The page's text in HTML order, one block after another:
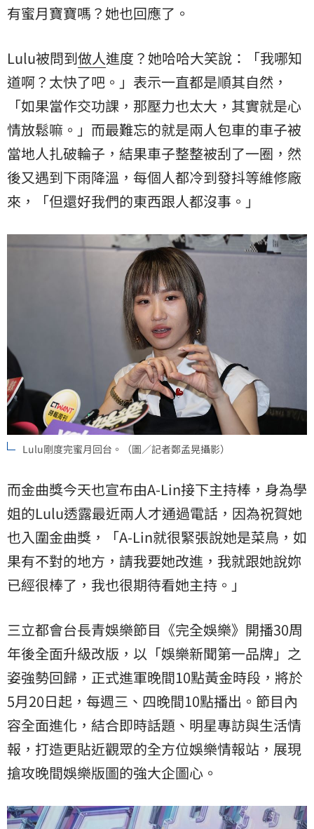
有蜜月寶寶嗎？她也回應了。
Lulu被問到做人進度？她哈哈大笑說：「我哪知
道啊？太快了吧。」表示一直都是順其自然，
「如果當作交功課，那壓力也太大，其實就是心
情放鬆嘛。」而最難忘的就是兩人包車的車子被
當地人扎破輪子，結果車子整整被刮了一圈，然
後又遇到下雨降溫，每個人都冷到發抖等維修廠
來，「但還好我們的東西跟人都沒事。」
Lulu剛度完蜜月回台。（圖／記者鄭孟晃攝影）
而金曲獎今天也宣布由A-Lin接下主持棒，身為學
姐的Lulu透露最近兩人才通過電話，因為祝賀她
也入圍金曲獎，「A-Lin就很緊張說她是菜鳥，如
果有不對的地方，請我要她改進，我就跟她說妳
已經很棒了，我也很期待看她主持。」
三立都會台長青娛樂節目《完全娛樂》開播30周
年後全面升級改版，以「娛樂新聞第一品牌」之
姿強勢回歸，正式進軍晚間10點黃金時段，將於
5月20日起，每週三、四晚間10點播出。節目內
容全面進化，結合即時話題、明星專訪與生活情
報，打造更貼近觀眾的全方位娛樂情報站，展現
搶攻晚間娛樂版圖的強大企圖心。